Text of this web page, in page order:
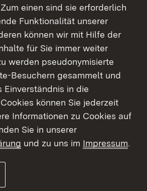
gibt's eine Schritt-für-
deinem Traum-Studium.
in Baden-Württemberg
einen sind sie erforderlich
Funktionalität unserer
können wir mit Hilfe der
für Sie immer weiter
werden pseudonymisierte
Besuchern gesammelt und
Einverständnis in die
können Sie jederzeit
Informationen zu Cookies auf
Sie in unserer
und zu uns im Impressum.